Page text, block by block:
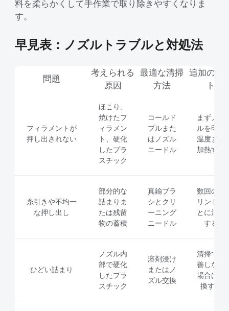
料を柔らかくして手作業で取り除きやすくなりま
す。
早見表：ノズルトラブルと対処法
問題
考えられる
原因
最適な清掃
方法
追加のヒ
ト
フィラメントが
押し出されない
ほこり、
焼けたフ
ィラメン
ト、硬化
したプラ
スチック
コールド
プルまた
はノズル
ニードル
まずノズ
ルを印刷
温度まで
加熱する
糸引きや不均一
な押し出し
部分的な
詰まりま
たは残留
物の蓄積
真鍮ブラ
シとクリ
ーニング
ニードル
数回のプ
リントご
とに清掃
する
ひどい詰まり
ノズル内
部で硬化
したプラ
スチック
溶剤浸け
またはノ
ズル交換
清掃で改
善しない
場合は交
換する